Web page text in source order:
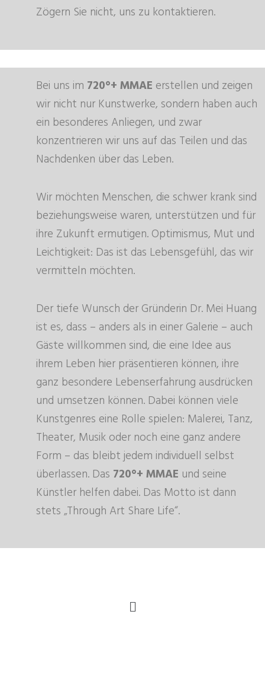
Zögern Sie nicht, uns zu kontaktieren.
Bei uns im720°+ MMAEerstellen und zeigen
wir nicht nur Kunstwerke, sondern haben auch
ein besonderes Anliegen, und zwar
konzentrieren wir uns auf das Teilen und das
Nachdenken über das Leben.
Wir möchten Menschen, die schwer krank sind
beziehungsweise waren, unterstützen und für
ihre Zukunft ermutigen. Optimismus, Mut und
Leichtigkeit: Das ist das Lebensgefühl, das wir
vermitteln möchten.
Der tiefe Wunsch der Gründerin Dr. Mei Huang
ist es, dass – anders als in einer Galerie – auch
Gäste willkommen sind, die eine Idee aus
ihrem Leben hier präsentieren können, ihre
ganz besondere Lebenserfahrung ausdrücken
und umsetzen können. Dabei können viele
Kunstgenres eine Rolle spielen: Malerei, Tanz,
Theater, Musik oder noch eine ganz andere
Form – das bleibt jedem individuell selbst
überlassen. Das720°+ MMAE und seine
Künstler helfen dabei. Das Motto ist dann
stets „Through Art Share Life“.
Menü